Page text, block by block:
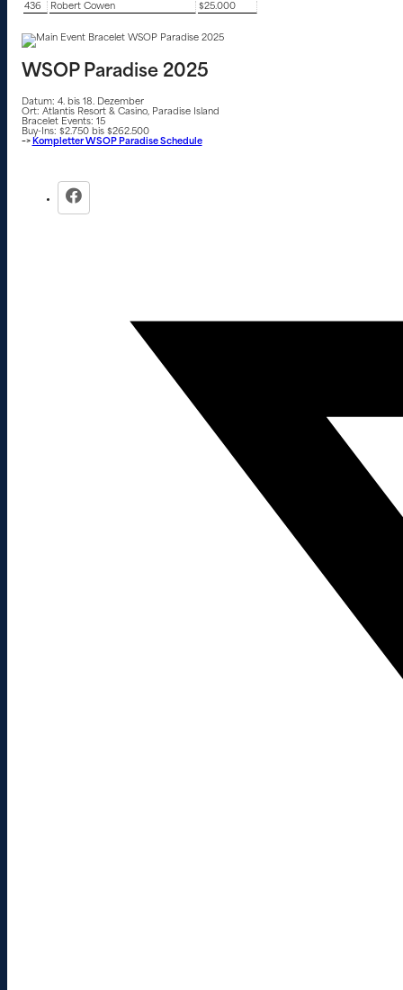
436 Robert Cowen $25.000
WSOP Paradise 2025
Datum: 4. bis 18. Dezember
Ort: Atlantis Resort & Casino, Paradise Island
Bracelet Events: 15
Buy-Ins: $2.750 bis $262.500
–> Kompletter WSOP Paradise Schedule